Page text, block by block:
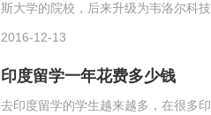
斯大学的院校，后来升级为韦洛尔科
4人间400美元...
2016-12-13
印度留学一年花费多少钱
去印度留学的学生越来越多，在很多